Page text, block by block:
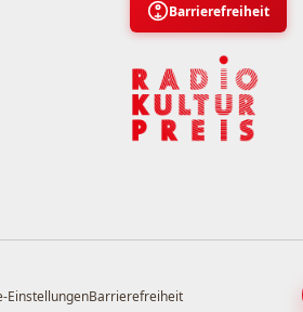
Barrierefreiheit
EinstellungenBarrierefreiheit